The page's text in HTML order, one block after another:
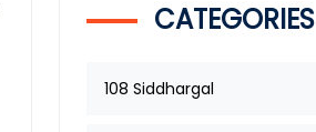
CATEGORIES
108 Siddhargal